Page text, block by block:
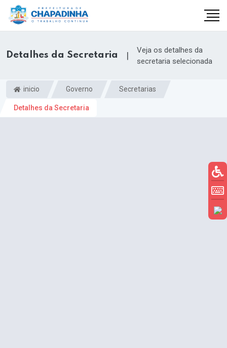
Detalhes da Secretaria |
Veja os detalhes da
secretaria selecionada
inicio Governo Secretarias
Detalhes da Secretaria